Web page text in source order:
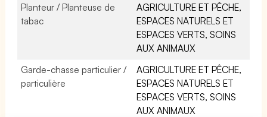
Planteur / Planteuse de
tabac
AGRICULTURE ET PÊCHE,
ESPACES NATURELS ET
ESPACES VERTS, SOINS
AUX ANIMAUX
Garde-chasse particulier /
particulière
AGRICULTURE ET PÊCHE,
ESPACES NATURELS ET
ESPACES VERTS, SOINS
AUX ANIMAUX